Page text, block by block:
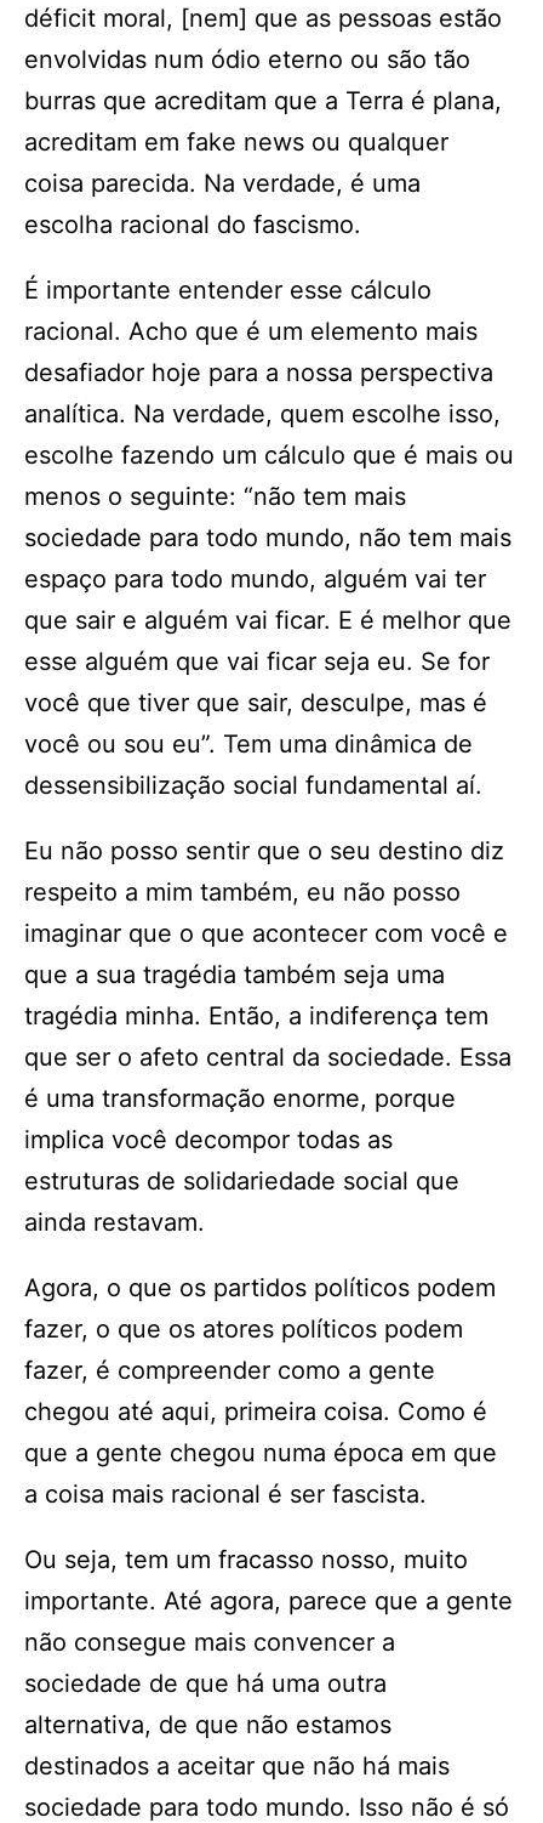
déficit moral, [nem] que as pessoas estão
envolvidas num ódio eterno ou são tão
burras que acreditam que a Terra é plana,
acreditam em fake news ou qualquer
coisa parecida. Na verdade, é uma
escolha racional do fascismo.
É importante entender esse cálculo
racional. Acho que é um elemento mais
desafiador hoje para a nossa perspectiva
analítica. Na verdade, quem escolhe isso,
escolhe fazendo um cálculo que é mais ou
menos o seguinte: “não tem mais
sociedade para todo mundo, não tem mais
espaço para todo mundo, alguém vai ter
que sair e alguém vai ficar. E é melhor que
esse alguém que vai ficar seja eu. Se for
você que tiver que sair, desculpe, mas é
você ou sou eu”. Tem uma dinâmica de
dessensibilização social fundamental aí.
Eu não posso sentir que o seu destino diz
respeito a mim também, eu não posso
imaginar que o que acontecer com você e
que a sua tragédia também seja uma
tragédia minha. Então, a indiferença tem
que ser o afeto central da sociedade. Essa
é uma transformação enorme, porque
implica você decompor todas as
estruturas de solidariedade social que
ainda restavam.
Agora, o que os partidos políticos podem
fazer, o que os atores políticos podem
fazer, é compreender como a gente
chegou até aqui, primeira coisa. Como é
que a gente chegou numa época em que
a coisa mais racional é ser fascista.
Ou seja, tem um fracasso nosso, muito
importante. Até agora, parece que a gente
não consegue mais convencer a
sociedade de que há uma outra
alternativa, de que não estamos
destinados a aceitar que não há mais
sociedade para todo mundo. Isso não é só